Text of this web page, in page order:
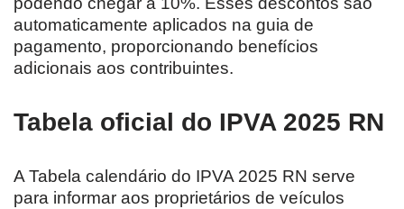
automaticamente aplicados na guia de
pagamento, proporcionando benefícios
adicionais aos contribuintes.
Tabela oficial do IPVA 2025 RN
A Tabela calendário do IPVA 2025 RN serve
para informar aos proprietários de veículos